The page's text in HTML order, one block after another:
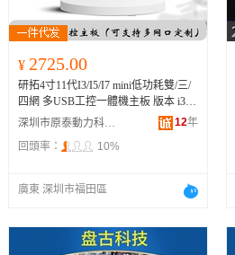
¥ 2725.00
研拓4寸11代I3/I5/I7 mini低功耗雙/三/
四網 多USB工控一體機主板 版本 i3-1
127g4（雙網6usb）、i3-1131 G5（雙
5(四網2usb）、i5-
1168G6（雙網6usb）、i5-1179
1196 G7(雙網6usb）、i7-1198
7(雙網6
深圳市原泰動力科技有限公司 12年
回頭率：
10%
廣東 深圳市福田區